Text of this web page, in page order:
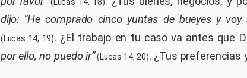
dijo: “He comprado cinco yuntas de bueyes y
(Lucas 14, 19). ¿El trabajo en tu caso va antes que
por ello, no puedo ir”(Lucas 14, 20). ¿Tus preferencias